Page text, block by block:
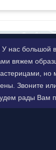
нас большой
вяжем
но
Звоните
рады Вам